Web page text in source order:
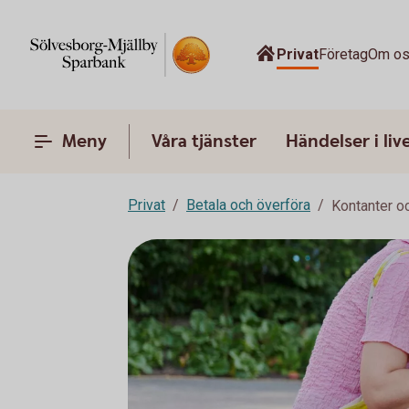
PrivatFöretagOm
Meny Våra tjänster Händelser i
Privat Betala och överföra Kontanter